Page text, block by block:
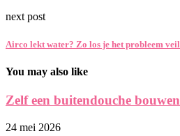
next post
Airco lekt water? Zo los je het probleem
You may also like
Zelf een buitendouche
24 mei 2026